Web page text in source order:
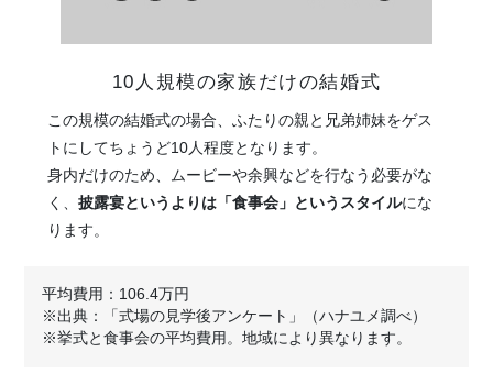
10人規模の家族だけの結婚式
この規模の結婚式の場合、ふたりの親と兄弟姉妹をゲス
トにしてちょうど10人程度となります。
身内だけのため、ムービーや余興などを行なう必要がな
く、 披露宴というよりは「食事会」というスタイルにな
ります。
平均費用：106.4万円
※出典：「式場の見学後アンケート」（ハナユメ調べ）
※挙式と食事会の平均費用。地域により異なります。